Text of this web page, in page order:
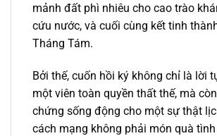
mảnh đất phì nhiêu cho cao trào
cứu nước, và cuối cùng kết tinh
Tháng Tám.
Bởi thế, cuốn hồi ký không chỉ là lời
một viên toàn quyền thất thế, mà
chứng sống động cho một sự thật
cách mạng không phải món quà